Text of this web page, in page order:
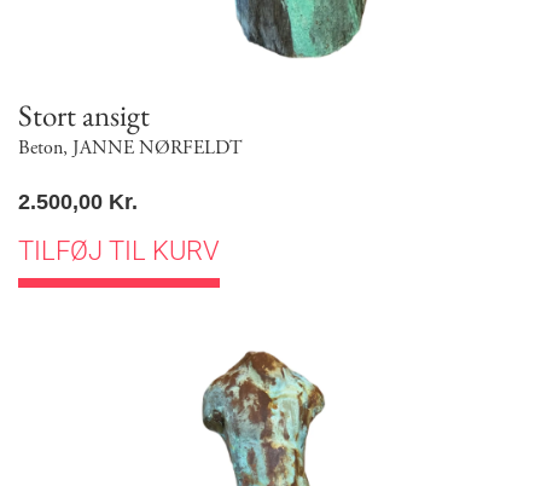
Stort ansigt
Beton, JANNE NØRFELDT
2.500,00 Kr.
TILFØJ TIL KURV